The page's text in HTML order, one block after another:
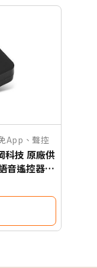
下單，謝謝。
App、聲控
科技 原廠供
音遙控器
NB